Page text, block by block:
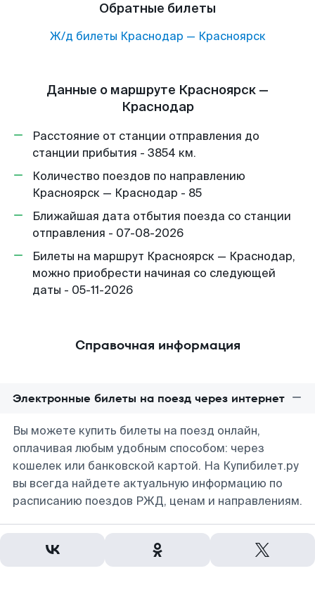
Обратные билеты
Ж/д билеты Краснодар — Красноярск
Данные о маршруте Красноярск —
Краснодар
Расстояние от станции отправления до
станции прибытия - 3854 км.
Количество поездов по направлению
Красноярск — Краснодар - 85
Ближайшая дата отбытия поезда со станции
отправления - 07-08-2026
Билеты на маршрут Красноярск — Краснодар,
можно приобрести начиная со следующей
даты - 05-11-2026
Справочная информация
Электронные билеты на поезд через интернет
Вы можете купить билеты на поезд онлайн,
оплачивая любым удобным способом: через
кошелек или банковской картой. На Купибилет.ру
вы всегда найдете актуальную информацию по
расписанию поездов РЖД, ценам и направлениям.